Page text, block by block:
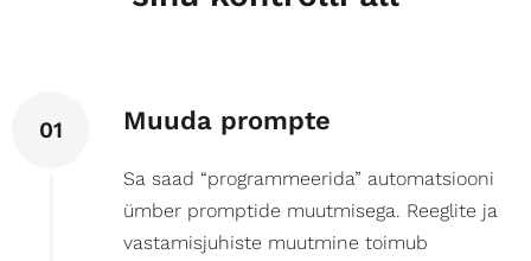
01 Muuda prompte
Sa saad “programmeerida” automatsiooni
ümber promptide muutmisega. Reeglite ja
vastamisjuhiste muutmine toimub